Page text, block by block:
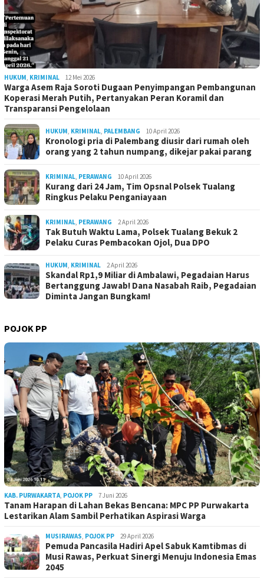
HUKUM KRIMINAL 12 Mei 2026
Warga Asem Raja Soroti Dugaan Penyimpangan Pembangunan
Koperasi Merah Putih, Pertanyakan Peran Koramil dan
Transparansi Pengelolaan
HUKUM KRIMINAL PALEMBANG 10 April 2026
Kronologi pria di Palembang diusir dari rumah oleh
orang yang 2 tahun numpang, dikejar pakai parang
KRIMINAL PERAWANG 10 April 2026
Kurang dari 24 Jam, Tim Opsnal Polsek Tualang
Ringkus Pelaku Penganiayaan
KRIMINAL PERAWANG 2 April 2026
Tak Butuh Waktu Lama, Polsek Tualang Bekuk 2
Pelaku Curas Pembacokan Ojol, Dua DPO
HUKUM KRIMINAL 2 April 2026
Skandal Rp1,9 Miliar di Ambalawi, Pegadaian Harus
Bertanggung Jawab! Dana Nasabah Raib, Pegadaian
Diminta Jangan Bungkam!
POJOK PP
KAB. PURWAKARTA POJOK PP 7 Juni 2026
Tanam Harapan di Lahan Bekas Bencana: MPC PP Purwakarta
Lestarikan Alam Sambil Perhatikan Aspirasi Warga
MUSIRAWAS POJOK PP 29 April 2026
Pemuda Pancasila Hadiri Apel Sabuk Kamtibmas di
Musi Rawas, Perkuat Sinergi Menuju Indonesia Emas
2045